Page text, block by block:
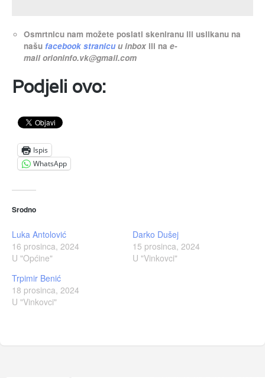
Osmrtnicu nam možete poslati skeniranu ili uslikanu na
našu facebook stranicuu inbox ili nae-
mailorioninfo.vk@gmail.com
Podjeli ovo:
Ispis
WhatsApp
Srodno
Luka Antolović
16 prosinca, 2024
U "Općine"
Darko Dušej
15 prosinca, 2024
U "Vinkovci"
Trpimir Benić
18 prosinca, 2024
U "Vinkovci"